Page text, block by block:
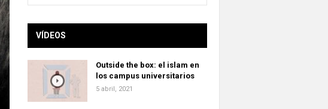
VÍDEOS
Outside the box: el islam en
los campus universitarios
5 abril, 2021